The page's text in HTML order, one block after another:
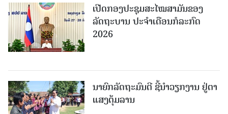
ເປີດກອງປະຊຸມສະໄໝສາມັນຂອງ
ລັດຖະບານ ປະຈໍາເດືອນກໍລະກົດ
2026
ນາຍົກລັດຖະມົນຕີ ຊີ້ນຳວຽກງານ ຢູ່ຕາ
ແສງຕຸ້ມລານ